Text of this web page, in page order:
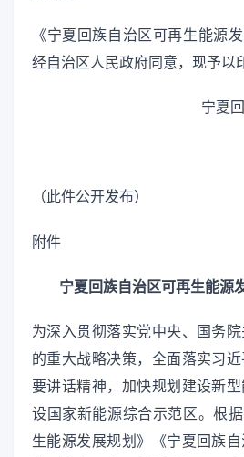
《宁夏回族自治区可再生能源
经自治区人民政府同意，现予以
宁夏
（此件公开发布）
附件
宁夏回族自治区可再生能源
为深入贯彻落实党中央、国务
的重大战略决策，全面落实习
要讲话精神，加快规划建设新
设国家新能源综合示范区。根
生能源发展规划》《宁夏回族